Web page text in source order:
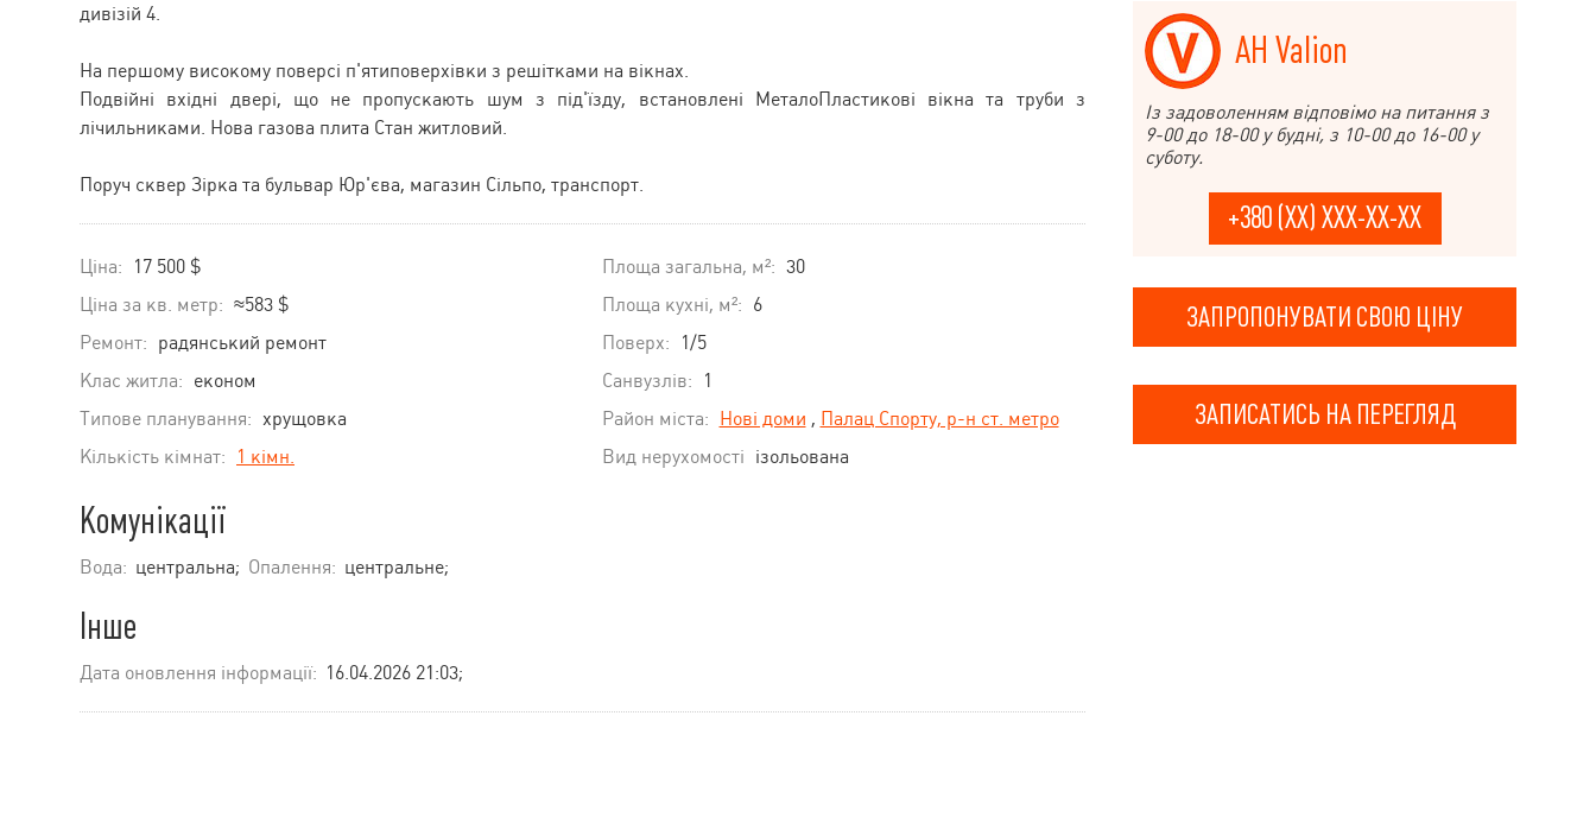
дивізій 4.
На першому високому поверсі п'ятиповерхівки з решітками на вікнах.
Подвійні вхідні двері, що не пропускають шум з під'їзду, встановлені МеталоПластикові вікна та труби з
лічильниками. Нова газова плита Стан житловий.
Поруч сквер Зірка та бульвар Юр'єва, магазин Сільпо, транспорт.
Ціна:
17 500 $
Ціна за кв. метр: ≈583 $
Ремонт: радянський ремонт
Клас житла: економ
Типове планування: хрущовка
Кількість кімнат:
1 кімн.
Площа загальна, м²: 30
Площа кухні, м²: 6
Поверх:
1/5
Санвузлів:
1
Район міста: Нові доми , Палац Спорту, р-н ст. метро
Вид нерухомості ізольована
Комунікації
Вода: центральна; Опалення: центральне;
Інше
Дата оновлення інформації: 16.04.2026 21:03;
АН Valion
Із задоволенням відповімо на питання з
9-00 до 18-00 у будні, з 10-00 до 16-00 у
суботу.
+380 (XX) XXX-XX-XX
ЗАПРОПОНУВАТИ СВОЮ ЦІНУ
ЗАПИСАТИСЬ НА ПЕРЕГЛЯД